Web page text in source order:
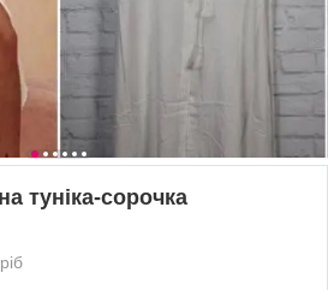
туніка-сорочка